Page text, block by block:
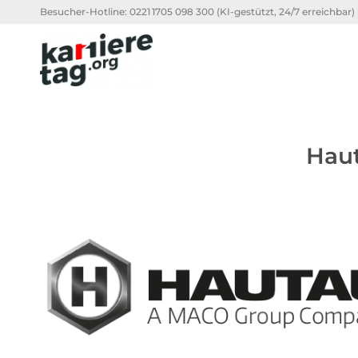
Besucher-Hotline: 0221 1705 098 300 (KI-gestützt, 24/7 erreichbar)